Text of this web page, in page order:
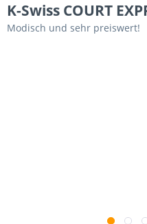
K-Swiss COURT
Modisch und sehr preiswert!